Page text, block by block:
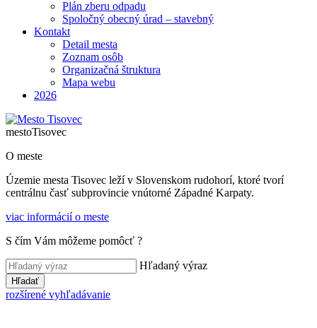
Plán zberu odpadu
Spoločný obecný úrad – stavebný
Kontakt
Detail mesta
Zoznam osôb
Organizačná štruktura
Mapa webu
2026
mestoTisovec
O meste
Územie mesta Tisovec leží v Slovenskom rudohorí, ktoré tvorí
centrálnu časť subprovincie vnútorné Západné Karpaty.
viac informácií o meste
S čím Vám môžeme pomôcť ?
Hľadaný výraz
Hľadať
rozšírené vyhľadávanie